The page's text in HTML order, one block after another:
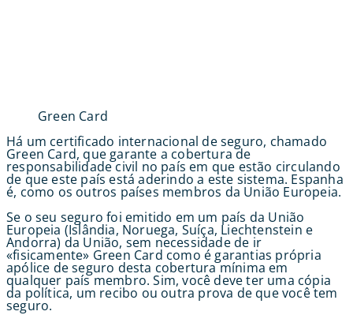
Green Card
Há um certificado internacional de seguro, chamado
Green Card, que garante a cobertura de
responsabilidade civil no país em que estão circulando
de que este país está aderindo a este sistema. Espanha
é, como os outros países membros da União Europeia.
Se o seu seguro foi emitido em um país da União
Europeia (Islândia, Noruega, Suíça, Liechtenstein e
Andorra) da União, sem necessidade de ir
«fisicamente» Green Card como é garantias própria
apólice de seguro desta cobertura mínima em
qualquer país membro. Sim, você deve ter uma cópia
da política, um recibo ou outra prova de que você tem
seguro.